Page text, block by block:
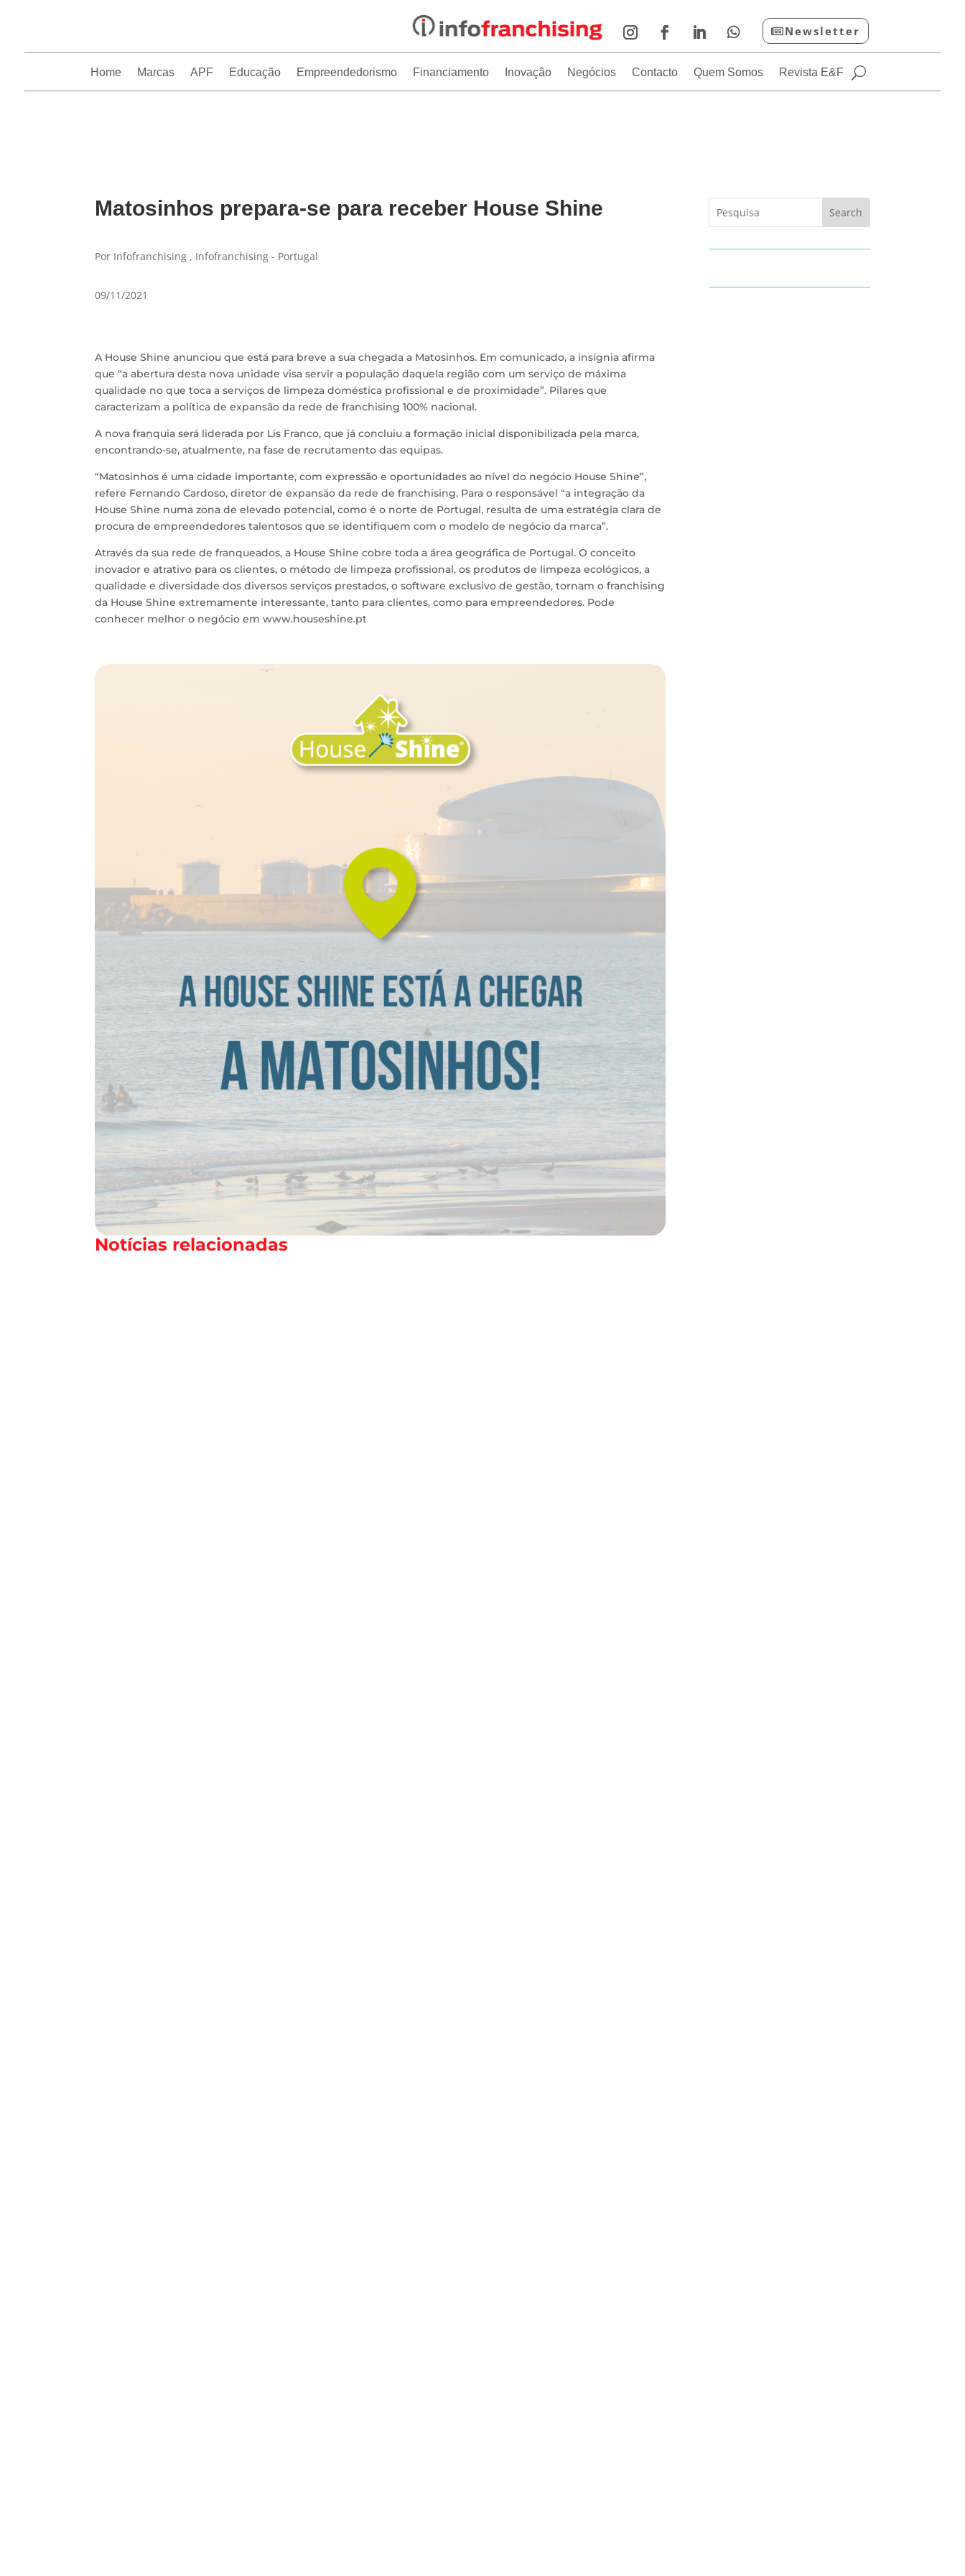
Newsletter
Home Marcas APF Educação Empreendedorismo Financiamento Inovação Negócios Contacto Quem Somos Revista E&F
Matosinhos prepara-se para receber House Shine
Por Infofranchising , Infofranchising - Portugal
09/11/2021
A House Shine anunciou que está para breve a sua chegada a Matosinhos. Em comunicado, a insígnia afirma
que “a abertura desta nova unidade visa servir a população daquela região com um serviço de máxima
qualidade no que toca a serviços de limpeza doméstica profissional e de proximidade”. Pilares que
caracterizam a política de expansão da rede de franchising 100% nacional.
A nova franquia será liderada por Lis Franco, que já concluiu a formação inicial disponibilizada pela marca,
encontrando-se, atualmente, na fase de recrutamento das equipas.
“Matosinhos é uma cidade importante, com expressão e oportunidades ao nível do negócio House Shine”,
refere Fernando Cardoso, diretor de expansão da rede de franchising. Para o responsável “a integração da
House Shine numa zona de elevado potencial, como é o norte de Portugal, resulta de uma estratégia clara de
procura de empreendedores talentosos que se identifiquem com o modelo de negócio da marca”.
Através da sua rede de franqueados, a House Shine cobre toda a área geográfica de Portugal. O conceito
inovador e atrativo para os clientes, o método de limpeza profissional, os produtos de limpeza ecológicos, a
qualidade e diversidade dos diversos serviços prestados, o software exclusivo de gestão, tornam o franchising
da House Shine extremamente interessante, tanto para clientes, como para empreendedores. Pode
conhecer melhor o negócio em www.houseshine.pt
Notícias relacionadas